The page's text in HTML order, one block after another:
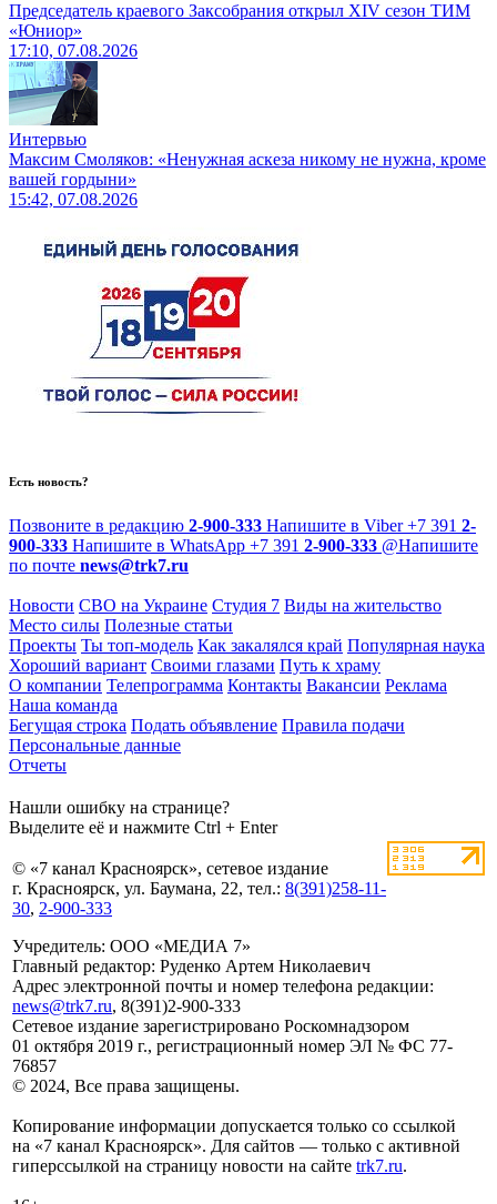
Председатель краевого Заксобрания открыл XIV сезон ТИМ
«Юниор»
17:10, 07.08.2026
Интервью
Максим Смоляков: «Ненужная аскеза никому не нужна, кроме
вашей гордыни»
15:42, 07.08.2026
Есть новость?
Позвоните в редакцию 2-900-333 Напишите в Viber +7 391 2-
900-333 Напишите в WhatsApp +7 391 2-900-333 @Напишите
по почте news@trk7.ru
Новости СВО на Украине Студия 7 Виды на жительство
Место силы Полезные статьи
Проекты Ты топ-модель Как закалялся край Популярная наука
Хороший вариант Своими глазами Путь к храму
О компании Телепрограмма Контакты Вакансии Реклама
Наша команда
Бегущая строка Подать объявление Правила подачи
Персональные данные
Отчеты
Нашли ошибку на странице?
Выделите её и нажмите Ctrl + Enter
© «7 канал Красноярск», сетевое издание
г. Красноярск, ул. Баумана, 22, тел.: 8(391)258-11-
30, 2-900-333
Учредитель: ООО «МЕДИА 7»
Главный редактор: Руденко Артем Николаевич
Адрес электронной почты и номер телефона редакции:
news@trk7.ru, 8(391)2-900-333
Сетевое издание зарегистрировано Роскомнадзором
01 октября 2019 г., регистрационный номер ЭЛ № ФС 77-
76857
© 2024, Все права защищены.
Копирование информации допускается только со ссылкой
на «7 канал Красноярск». Для сайтов — только с активной
гиперссылкой на страницу новости на сайте trk7.ru.